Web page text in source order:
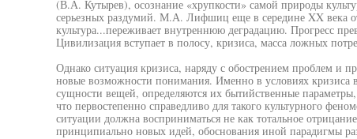
(В.А. Кутырев), осознание «хрупкости» самой природы
серьезных раздумий. М.А. Лифшиц еще в середине XX века
культура...переживает внутреннюю деградацию. Прогресс
Цивилизация вступает в полосу, кризиса, масса ложных
Однако ситуация кризиса, наряду с обострением проблем и
новые возможности понимания. Именно в условиях кризиса
сущности вещей, определяются их бытийственные
что первостепенно справедливо для такого культурного
ситуации должна восприниматься не как тотальное
принципиально новых идей, обоснования иной парадигмы